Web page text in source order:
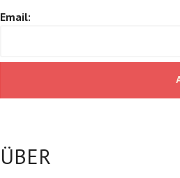
Email:
ÜBER